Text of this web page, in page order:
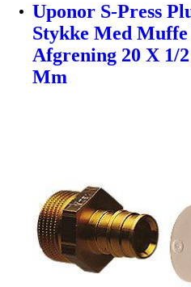
Uponor S-Press
Stykke Med Muffe
Afgrening 20 X 1/
Mm